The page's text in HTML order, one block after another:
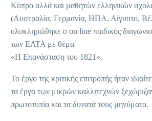
Κύπρο αλλά και μαθητών ελληνικών
(Αυστραλία, Γερμανία, ΗΠΑ, Αίγυπτο,
ολοκληρώθηκε ο on line παιδικός
των ΕΛΤΑ με θέμα
«Η Επανάσταση του 1821».
Το έργο της κριτικής επιτροπής ήταν
τα έργα των μικρών καλλιτεχνών
πρωτοτυπία και τα δυνατά τους μηνύματα.